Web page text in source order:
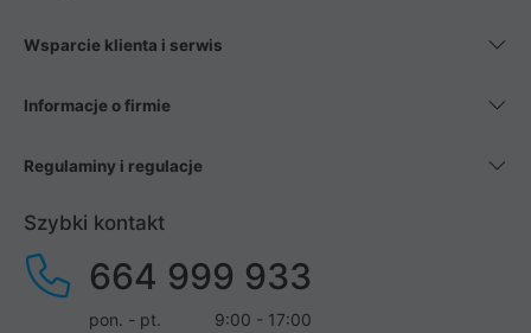
Wsparcie klienta i serwis
Informacje o firmie
Regulaminy i regulacje
Szybki kontakt
664 999 933
pon. - pt.
9:00 - 17:00